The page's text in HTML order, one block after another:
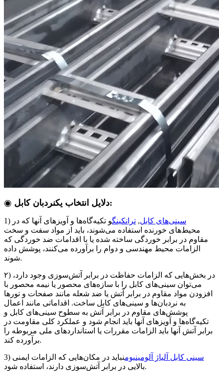
◉ دلایل انتخاب یکنردبان کابل:
1) سینی‌های کابل, ترانکینگو تکیه‌گاه‌ها و آویزهای آنها که در
محیط‌های خورنده استفاده می‌شوند، باید از مواد سفت و سخت
مقاوم در برابر خوردگی ساخته شده یا با اقدامات ضد خوردگی که
الزامات محیط مهندسی و دوام را برآورده می‌کنند، پوشش داده
شوند.
۲) در بخش‌هایی که الزامات حفاظت در برابر آتش‌سوزی وجود دارد،
می‌توان سینی‌های کابل را با سازه‌های محصور یا نیمه محصور با
افزودن مواد مقاوم در برابر آتش یا ضد شعله مانند صفحات و تورها
به نردبان‌ها و سینی‌های کابل ساخت. اقداماتی مانند اعمال
پوشش‌های مقاوم در برابر آتش به سطوح سینی‌های کابل و
تکیه‌گاه‌ها و آویزهای آنها باید انجام شود و عملکرد کلی مقاومت در
برابر آتش آنها باید الزامات مقررات یا استانداردهای ملی مربوطه را
برآورده کند.
3) سینی کابل آلیاژ آلومینیومنباید در مکان‌هایی که الزامات ایمنی
بالایی در برابر آتش‌سوزی دارند، استفاده شود.